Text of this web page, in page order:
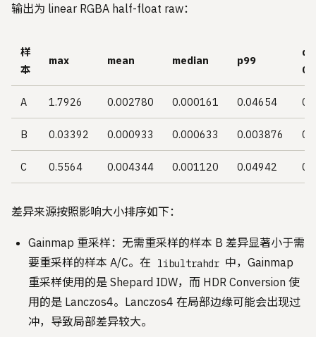
输出为 linear RGBA half-float raw：
样
本
max mean median p99
A 1.7926 0.002780 0.000161 0.04654
B 0.03392 0.000933 0.000633 0.003876
C 0.5564 0.004344 0.001120 0.04942
差异来源按照影响大小排序如下：
Gainmap 重采样：无需重采样的样本 B 差异显著小于需
要重采样的样本 A/C。在
libultrahdr 中，Gainmap
重采样使用的是 Shepard IDW，而 HDR Conversion 使
用的是 Lanczos4。Lanczos4 在局部边缘可能会出现过
冲，导致局部差异较大。